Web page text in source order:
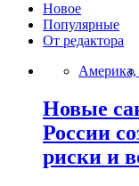
Новое
Популярные
От редактора
Америка,
Новые
России
риски и